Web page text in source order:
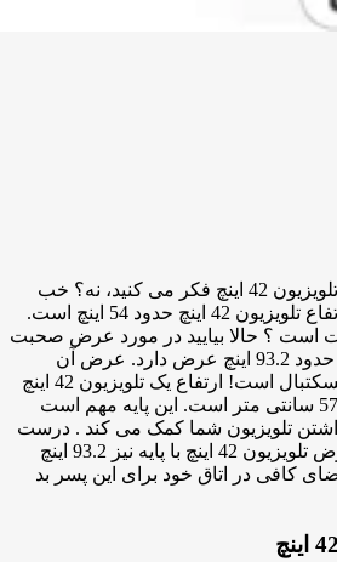
بنابراین، شما به خرید یک تلویزیون 42 اینچ فکر می کنید، نه؟ خب
بذار برات تعریفش کنم ارتفاع تلویزیون 42 اینچ حدود 54 اینچ است.
است ؟ حالا بیایید در مورد عرض صحبت
کنیم. یک تلویزیون 42 اینچ حدود 93.2 اینچ عرض دارد. عرض آن
تقریباً به اندازه یک زمین بسکتبال است! ارتفاع یک تلویزیون 42 اینچ
با پایه موجود در آن حدود 57 سانتی متر است. این پایه مهم است
داشتن تلویزیون شما کمک می کند . درست
مانند عرض بدون پایه، عرض تلویزیون 42 اینچ با پایه نیز 93.2 اینچ
کافی در اتاق خود برای این پسر بد